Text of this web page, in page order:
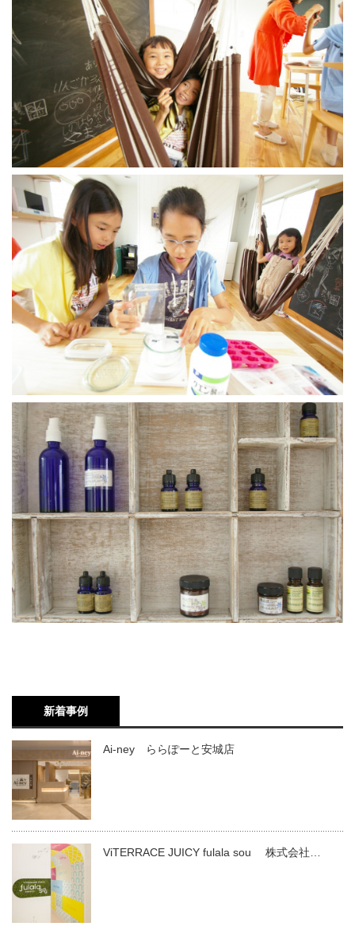
新着事例
Ai-ney ららぽーと安城店
ViTERRACE JUICY fulala sou 株式会社…